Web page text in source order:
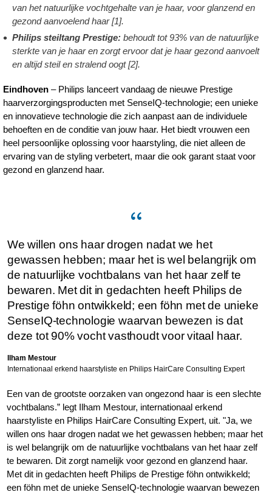
van het natuurlijke vochtgehalte van je haar, voor glanzend en
gezond aanvoelend haar [1].
Philips steiltang Prestige:behoudt tot 93% van de natuurlijke
sterkte van je haar en zorgt ervoor dat je haar gezond aanvoelt
en altijd steil en stralend oogt [2].
Eindhoven – Philips lanceert vandaag de nieuwe Prestige
haarverzorgingsproducten met SenseIQ-technologie; een unieke
en innovatieve technologie die zich aanpast aan de individuele
behoeften en de conditie van jouw haar. Het biedt vrouwen een
heel persoonlijke oplossing voor haarstyling, die niet alleen de
ervaring van de styling verbetert, maar die ook garant staat voor
gezond en glanzend haar.
We willen ons haar drogen nadat we het
gewassen hebben; maar het is wel belangrijk om
de natuurlijke vochtbalans van het haar zelf te
bewaren. Met dit in gedachten heeft Philips de
Prestige föhn ontwikkeld; een föhn met de unieke
SenseIQ-technologie waarvan bewezen is dat
deze tot 90% vocht vasthoudt voor vitaal haar.
Ilham Mestour
Internationaal erkend haarstyliste en Philips HairCare Consulting Expert
Een van de grootste oorzaken van ongezond haar is een slechte
vochtbalans.” legt Ilham Mestour, internationaal erkend
haarstyliste en Philips HairCare Consulting Expert, uit. "Ja, we
willen ons haar drogen nadat we het gewassen hebben; maar het
is wel belangrijk om de natuurlijke vochtbalans van het haar zelf
te bewaren. Dit zorgt namelijk voor gezond en glanzend haar.
Met dit in gedachten heeft Philips de Prestige föhn ontwikkeld;
een föhn met de unieke SenseIQ-technologie waarvan bewezen